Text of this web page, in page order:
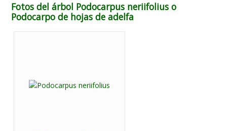
Fotos del árbol Podocarpus neriifolius o
Podocarpo de hojas de adelfa